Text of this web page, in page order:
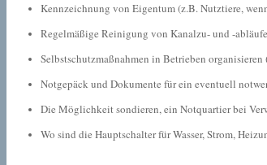
Kennzeichnung von Eigentum (z.B. Nutztiere,
Regelmäßige Reinigung von Kanalzu- und -
Selbstschutzmaßnahmen in Betrieben
Notgepäck und Dokumente für ein eventuell
Die Möglichkeit sondieren, ein Notquartier bei
Wo sind die Hauptschalter für Wasser, Strom,